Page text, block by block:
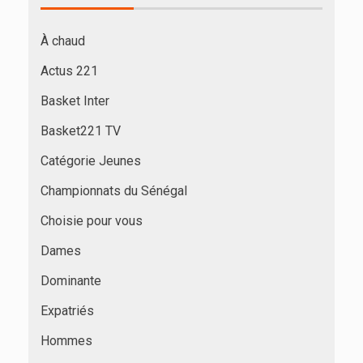
À chaud
Actus 221
Basket Inter
Basket221 TV
Catégorie Jeunes
Championnats du Sénégal
Choisie pour vous
Dames
Dominante
Expatriés
Hommes